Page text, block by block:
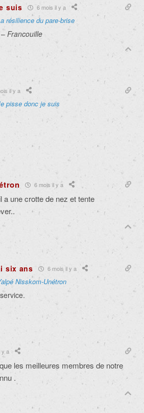
suis 6 mois il y a
résilience du pare-brise
Francouille
il y a
pisse donc je suis
6 mois il y a
a une crotte de nez et tente
six ans 6 mois il y a
Nisskom-Unétron
y a
les meilleures membres de notre
.